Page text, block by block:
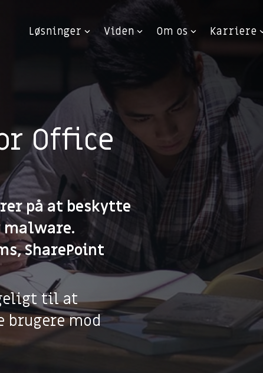
Løsninger Viden Om os Karriere
Office
på at beskytte
malware.
SharePoint
til at
brugere mod